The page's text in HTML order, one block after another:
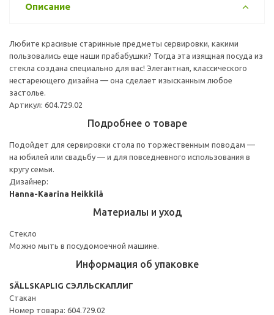
Описание
Любите красивые старинные предметы сервировки, какими
пользовались еще наши прабабушки? Тогда эта изящная посуда из
стекла создана специально для вас! Элегантная, классического
нестареющего дизайна — она сделает изысканным любое
застолье.
Артикул: 604.729.02
Подробнее о товаре
Подойдет для сервировки стола по торжественным поводам —
на юбилей или свадьбу — и для повседневного использования в
кругу семьи.
Дизайнер:
Hanna-Kaarina Heikkilä
Материалы и уход
Стекло
Можно мыть в посудомоечной машине.
Информация об упаковке
SÄLLSKAPLIG СЭЛЛЬСКАПЛИГ
Стакан
Номер товара: 604.729.02